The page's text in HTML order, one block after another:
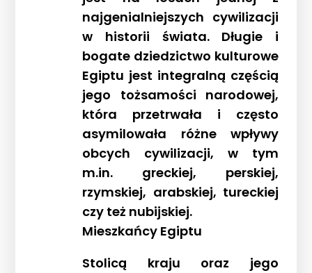
najgenialniejszych cywilizacji
w historii świata. Długie i
bogate dziedzictwo kulturowe
Egiptu jest integralną częścią
jego tożsamości narodowej,
która przetrwała i często
asymilowała różne wpływy
obcych cywilizacji, w tym
m.in. greckiej, perskiej,
rzymskiej, arabskiej, tureckiej
czy też nubijskiej.
Mieszkańcy Egiptu
Stolicą kraju oraz jego